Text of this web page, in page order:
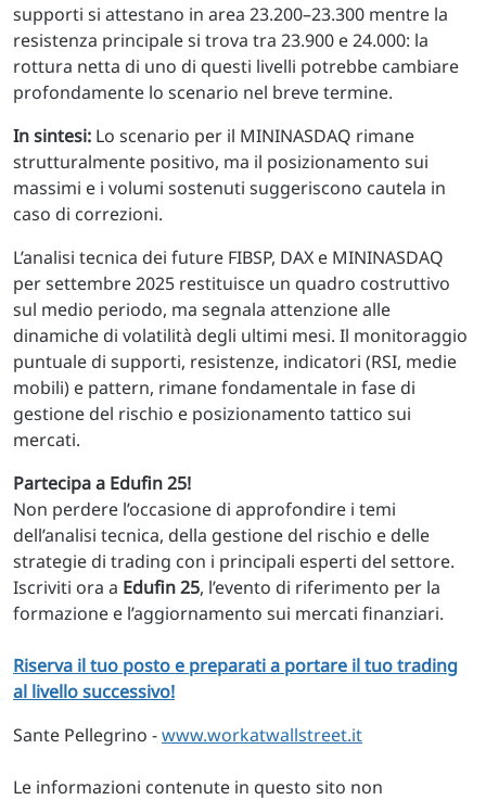
supporti si attestano in area 23.200–23.300 mentre la
resistenza principale si trova tra 23.900 e 24.000: la
rottura netta di uno di questi livelli potrebbe cambiare
profondamente lo scenario nel breve termine.
In sintesi: Lo scenario per il MININASDAQ rimane
strutturalmente positivo, ma il posizionamento sui
massimi e i volumi sostenuti suggeriscono cautela in
caso di correzioni.
L’analisi tecnica dei future FIBSP, DAX e MININASDAQ
per settembre 2025 restituisce un quadro costruttivo
sul medio periodo, ma segnala attenzione alle
dinamiche di volatilità degli ultimi mesi. Il monitoraggio
puntuale di supporti, resistenze, indicatori (RSI, medie
mobili) e pattern, rimane fondamentale in fase di
gestione del rischio e posizionamento tattico sui
mercati.
Partecipa a Edufin 25!
Non perdere l’occasione di approfondire i temi
dell’analisi tecnica, della gestione del rischio e delle
strategie di trading con i principali esperti del settore.
Iscriviti ora a Edufin 25, l’evento di riferimento per la
formazione e l’aggiornamento sui mercati finanziari.
Riserva il tuo posto e preparati a portare il tuo trading
al livello successivo!
Sante Pellegrino -www.workatwallstreet.it
Le informazioni contenute in questo sito non